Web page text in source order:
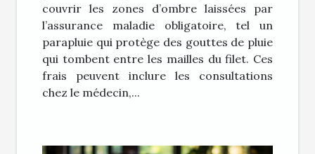
couvrir les zones d’ombre laissées par
l’assurance maladie obligatoire, tel un
parapluie qui protège des gouttes de pluie
qui tombent entre les mailles du filet. Ces
frais peuvent inclure les consultations
chez le médecin,...